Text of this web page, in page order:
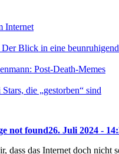
Internet
Blick in eine
Post-Death-Memes
die „gestorben“ sind
not found26. Juli 2024 -
dass das Internet doch